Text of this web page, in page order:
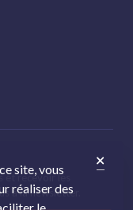
et recevoir les
à la newsletter.
site, vous
réaliser des